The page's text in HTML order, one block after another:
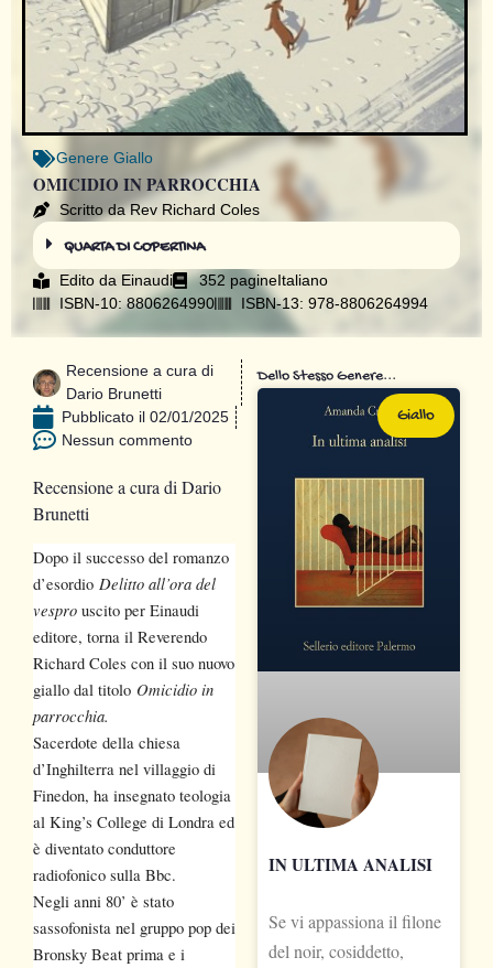
Genere Giallo
OMICIDIO IN PARROCCHIA
Scritto da Rev Richard Coles
QUARTA DI COPERTINA
Edito da Einaudi 352 pagineItaliano
ISBN-10: 8806264990
ISBN-13: 978-8806264994
Recensione a cura di
Dario Brunetti
Pubblicato il 02/01/2025
Nessun commento
Recensione a cura di Dario
Brunetti
Dopo il successo del romanzo
d’esordio Delitto all’ora del
vespro uscito per Einaudi
editore, torna il Reverendo
Richard Coles con il suo nuovo
giallo dal titolo Omicidio in
parrocchia.
Sacerdote della chiesa
d’Inghilterra nel villaggio di
Finedon, ha insegnato teologia
al King’s College di Londra ed
è diventato conduttore
radiofonico sulla Bbc.
Negli anni 80’ è stato
sassofonista nel gruppo pop dei
Bronsky Beat prima e i
Dello Stesso Genere...
Giallo
IN ULTIMA ANALISI
Se vi appassiona il filone
del noir, cosiddetto,